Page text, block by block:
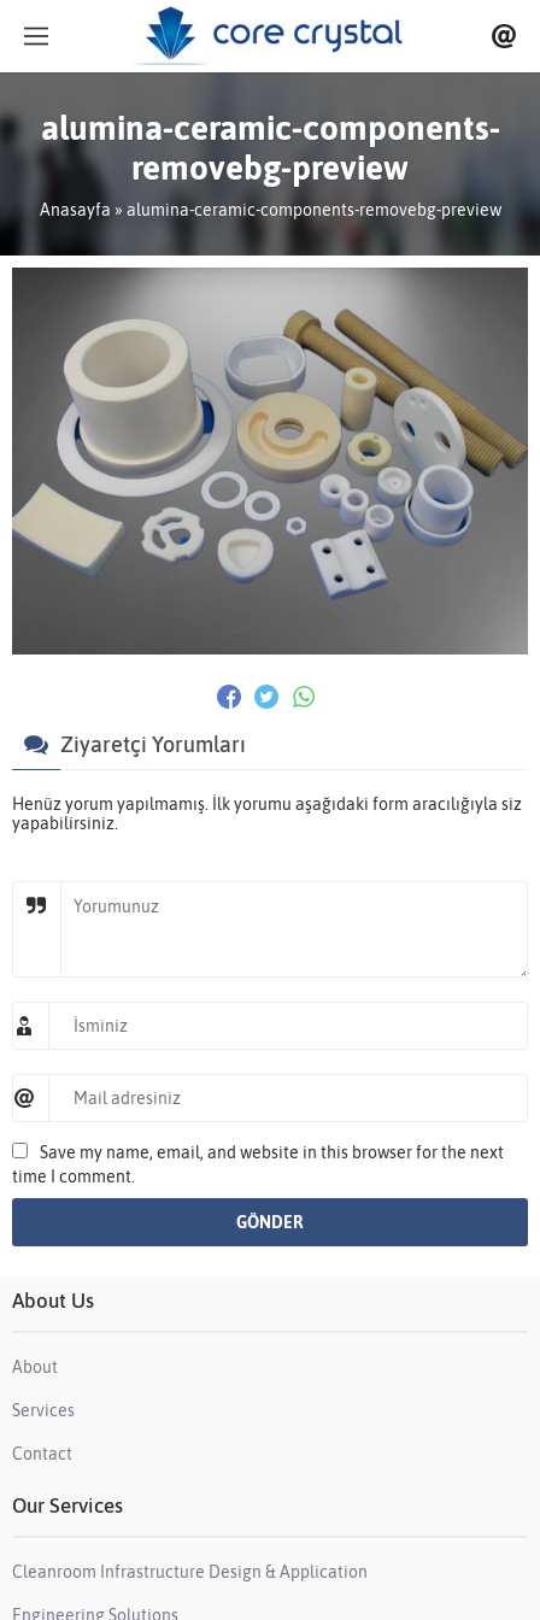
alumina-ceramic-components-
removebg-preview
Anasayfa » alumina-ceramic-components-removebg-preview
Ziyaretçi Yorumları
Henüz yorum yapılmamış. İlk yorumu aşağıdaki form aracılığıyla siz
yapabilirsiniz.
Save my name, email, and website in this browser for the next
time I comment.
About Us
About
Services
Contact
Our Services
Cleanroom Infrastructure Design & Application
Engineering Solutions